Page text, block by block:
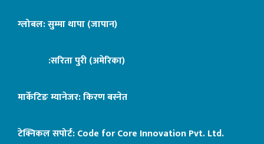
ग्लोबल: सुम्मा थापा (जापान)
:सरिता पुरी (अमेरिका)
मार्केटिङ म्यानेजर: किरण बस्नेत
टेक्निकल सपोर्ट:Code for Core Innovation Pvt. Ltd.